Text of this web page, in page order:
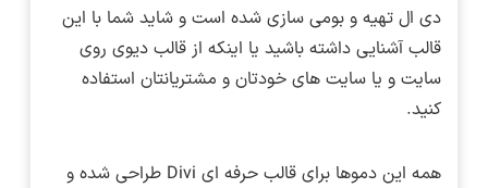
دی ال تهیه و بومی سازی شده است و شاید شما با این
قالب آشنایی داشته باشید یا اینکه از قالب دیوی روی
سایت و یا سایت های خودتان و مشتریانتان استفاده
کنید.
همه این دموها برای قالب حرفه ای Divi طراحی شده و